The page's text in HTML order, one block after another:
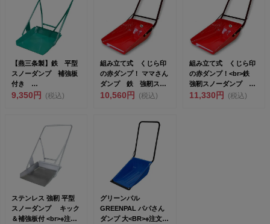
【燕三条製】鉄 平型
スノーダンプ 補強板
付き
No.508131［49953450
9,350円 (税込)
組み立て式 くじら印
の赤ダンプ！ ママさん
ダンプ 鉄 強靭スノ
ーダンプ 中 <...
10,560円 (税込)
組み立て式 くじら印
の赤ダンプ！<br>鉄
強靭スノーダンプ
大 <...
11,330円 (税込)
ステンレス 強靭 平型
スノーダンプ キック
＆補強板付 <br>※注文
グリーンパル
GREENPAL パパさん
ダンプ 大<BR>※注文時